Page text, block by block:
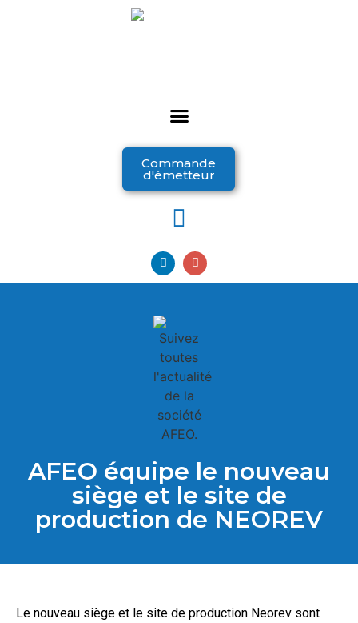
Commande
d'émetteur
AFEO équipe le nouveau
siège et le site de
production de NEOREV
Le nouveau siège et le site de production Neorev sont